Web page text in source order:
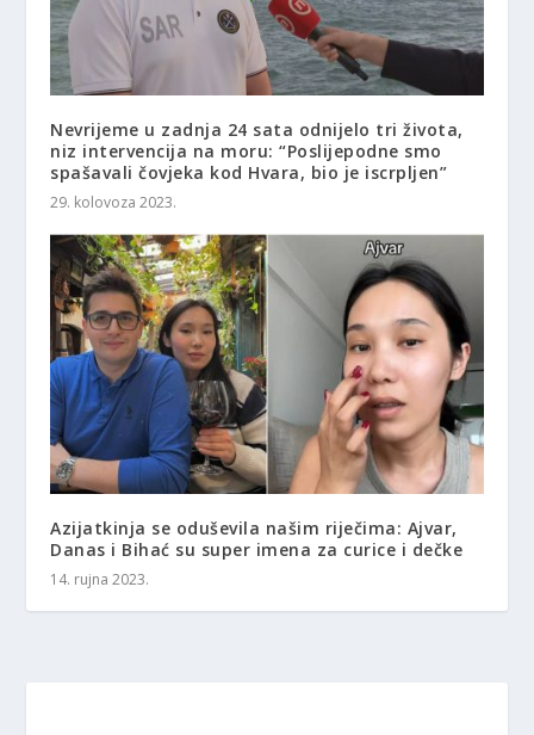
Nevrijeme u zadnja 24 sata odnijelo tri života,
niz intervencija na moru: “Poslijepodne smo
spašavali čovjeka kod Hvara, bio je iscrpljen”
29. kolovoza 2023.
Azijatkinja se oduševila našim riječima: Ajvar,
Danas i Bihać su super imena za curice i dečke
14. rujna 2023.